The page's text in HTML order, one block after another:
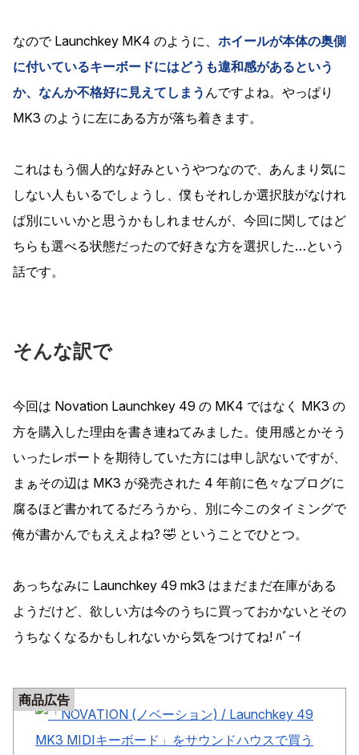
なので Launchkey MK4 のように、 ホイールが本体の奥側
に付いているキーボードにはどうも違和感があるという
か、なんか不格好に見えてしまう んですよね。やっぱり
MK3 のように左にある方が落ち着きます。
これはもう個人的な好みというやつなので、あんまり気に
しない人もいるでしょうし、僕もそれしか選択肢がなけれ
ば別にいいかと思うかもしれませんが、今回に関してはど
ちらも選べる状態だったので好きな方を選択した…という
話です。
そんな訳で
今回は Novation Launchkey 49 の MK4 ではなく MK3 の
方を購入した理由を書き連ねてみました。使用感とかそう
いったレポートを期待していた方には申し訳ないですが、
まぁその辺は MK3 が発売された 4 年前に色々なブログに
腐るほど書かれてるだろうから、別に今このタイミングで
俺が書かんでもええよね? 🤣 ということでひとつ。
あっちなみに Launchkey 49 mk3 はまだまだ在庫がある
ようだけど、欲しい方は今のうちに買っておかないとその
うちなくなるかもしれないから気をつけてね! ﾊﾞｰｲ
商品広告